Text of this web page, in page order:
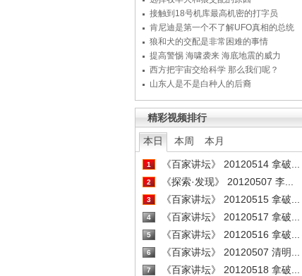
接触到18号机库最高机密的打字员
肯尼迪是第一个不了解UFO真相的总统
狼和犬的交配是非常困难的事情
提高警惕 海啸袭来 海底地震的威力
西方把宇宙交给科学 那么我们呢？
山东人是不是白种人的后裔
精彩视频排行
本日 本周 本月
1 《百家讲坛》 20120514 拿破...
2 《探索·发现》 20120507 李...
3 《百家讲坛》 20120515 拿破...
4 《百家讲坛》 20120517 拿破...
5 《百家讲坛》 20120516 拿破...
6 《百家讲坛》 20120507 清明...
7 《百家讲坛》 20120518 拿破...